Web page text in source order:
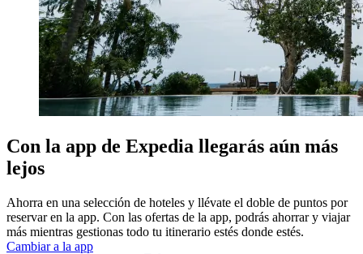
Con la app de Expedia llegarás aún más
lejos
Ahorra en una selección de hoteles y llévate el doble de puntos por
reservar en la app. Con las ofertas de la app, podrás ahorrar y viajar
más mientras gestionas todo tu itinerario estés donde estés.
Cambiar a la app